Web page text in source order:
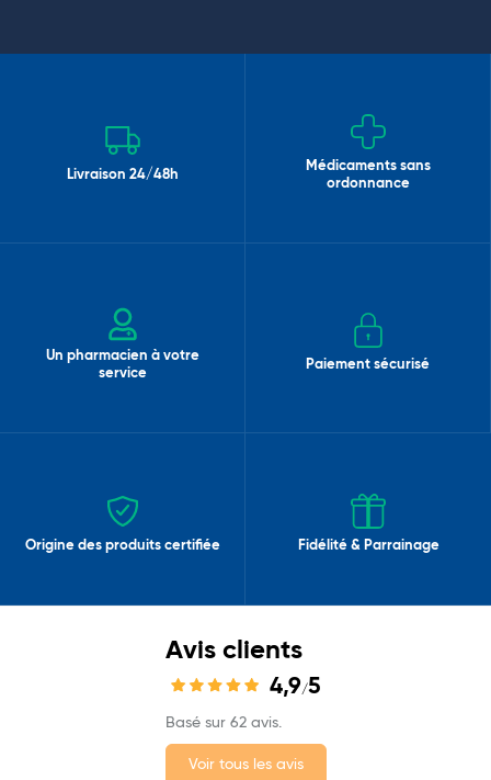
Livraison 24/48h
Médicaments sans
ordonnance
Un pharmacien à votre
service
Paiement sécurisé
Origine des produits certifiée Fidélité & Parrainage
Avis clients
4,9/5
Basé sur 62 avis.
Voir tous les avis